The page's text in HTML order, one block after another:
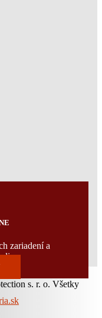
zariadení a
s. r. o. Všetky